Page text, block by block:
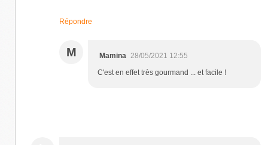
Répondre
M Mamina
28/05/2021 12:55
C'est en effet très gourmand ... et facile !